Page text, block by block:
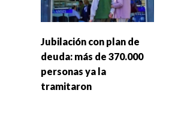
Jubilación con plan de
deuda: más de 370.000
personas ya la
tramitaron